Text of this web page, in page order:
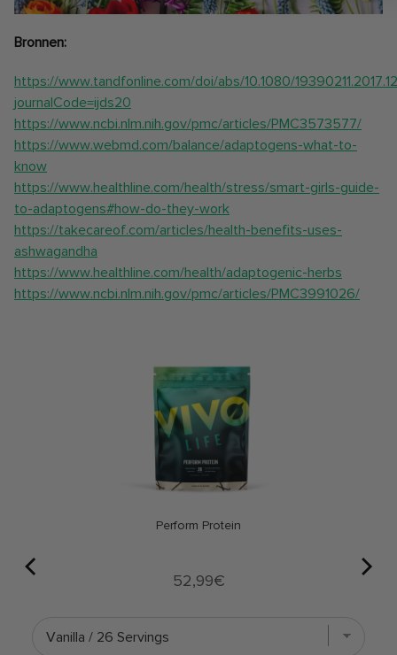
Bronnen:
https://www.tandfonline.com/doi/abs/10.1080/
journalCode=ijds20
https://www.ncbi.nlm.nih.gov/pmc/articles/PMC3573577/
https://www.webmd.com/balance/adaptogens-what-to-
know
https://www.healthline.com/health/stress/smart-girls-guide-
to-adaptogens#how-do-they-work
https://takecareof.com/articles/health-benefits-uses-
ashwagandha
https://www.healthline.com/health/adaptogenic-herbs
https://www.ncbi.nlm.nih.gov/pmc/articles/PMC3991026/
Perform Protein
Price
52,99€